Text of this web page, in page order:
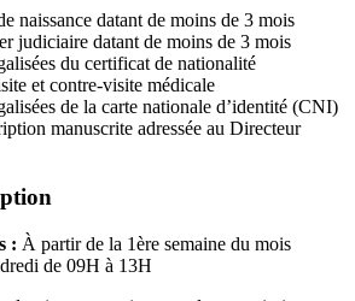
naissance datant de moins de 3 mois
judiciaire datant de moins de 3 mois
du certificat de nationalité
et contre-visite médicale
de la carte nationale d’identité (CNI)
manuscrite adressée au Directeur
: À partir de la 1ère semaine du mois
de 09H à 13H